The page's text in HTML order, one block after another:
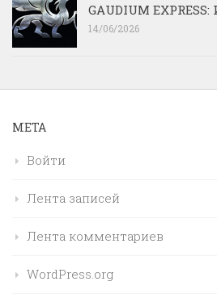
GAUDIUM
14/06/2026
МЕТА
Войти
Лента записей
Лента комментариев
WordPress.org